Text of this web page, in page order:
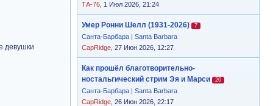
ТА-76 , 1 Июл 2026, 21:24
Умер Ронни Шелл (1931-2026) 7
Санта-Барбара | Santa Barbara
CapRidge , 27 Июн 2026, 12:27
Как прошёл благотворительно-
ностальгический стрим Эя и Марси
20
Санта-Барбара | Santa Barbara
CapRidge , 26 Июн 2026, 22:17
девушки